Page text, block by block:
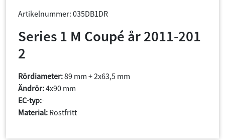
Artikelnummer: 035DB1DR
Series 1 M Coupé år 2011-201
2
Rördiameter:89 mm + 2x63,5 mm
Ändrör:4x90 mm
EC-typ:-
Material: Rostfritt